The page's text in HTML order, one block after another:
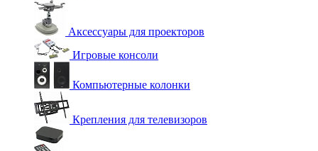
Аксессуары для проекторов
Игровые консоли
Компьютерные колонки
Крепления для телевизоров